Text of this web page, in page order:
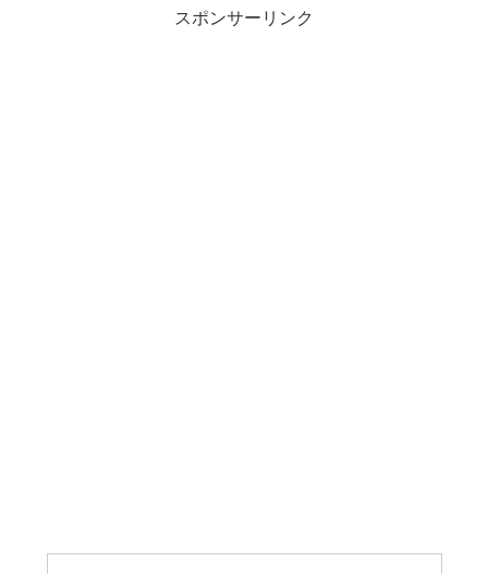
スポンサーリンク